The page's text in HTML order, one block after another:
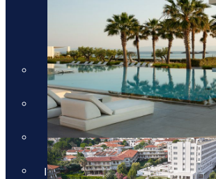
חבילות נופש
חופשות הכל כלול
חבילות למשפחות
מלונות למבוגרים בלבד
חבילות נופש בחגי תשרי באיי יוון